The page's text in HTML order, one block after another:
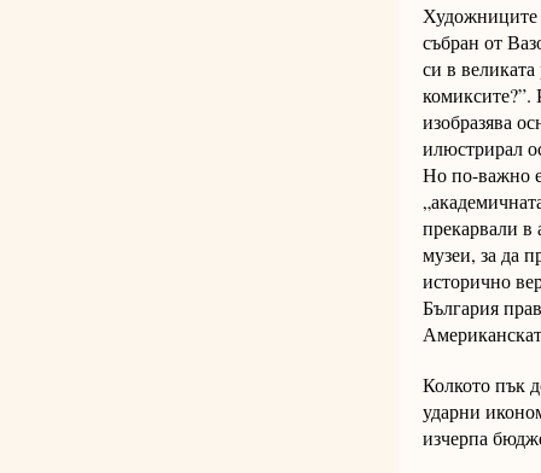
Художниците
събран от
си в
комиксите?”.
изобразява
илюстрирал
Но по-важно
прекарвали
музеи, за да
исторично
България
Колкото пък
ударни
изчерпа